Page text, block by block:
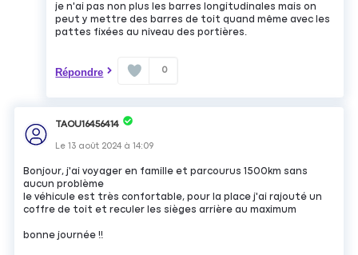
je n'ai pas non plus les barres longitudinales mais on
peut y mettre des barres de toit quand même avec les
pattes fixées au niveau des portières.
Répondre 0
TAOU16456414
Le13 août 2024 à14:09
Bonjour, j'ai voyager en famille et parcourus 1500km sans
aucun problème
le véhicule est très confortable, pour la place j'ai rajouté un
coffre de toit et reculer les sièges arrière au maximum
bonne journée !!